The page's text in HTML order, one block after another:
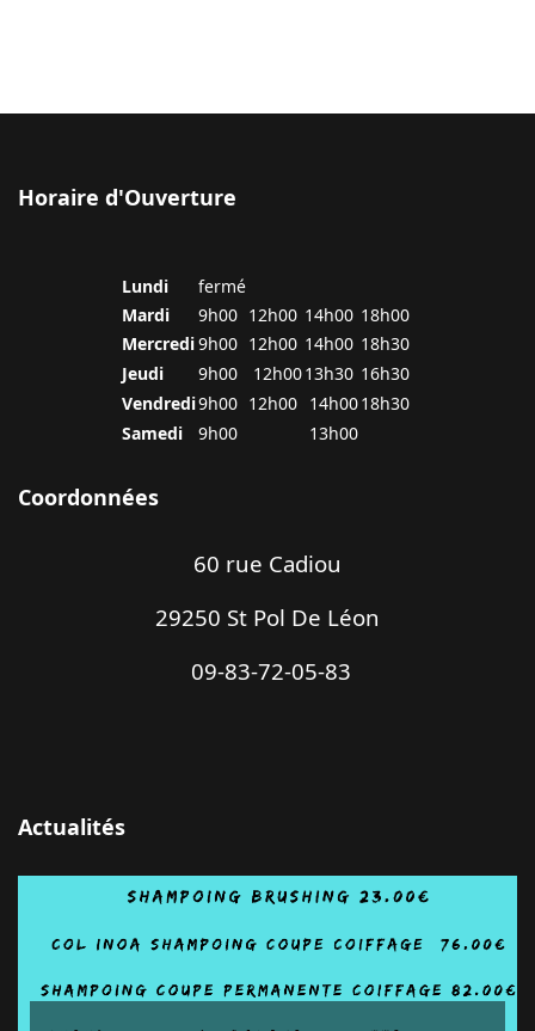
Horaire d'Ouverture
Lundi
fermé
Mardi
9h00 12h00 14h00 18h00
Mercredi9h00 12h00 14h00 18h30
Jeudi
9h00 12h0013h30 16h30
Vendredi9h00 12h00 14h0018h30
Samedi
9h00 13h00
Coordonnées
60 rue Cadiou
29250 St Pol De Léon
09-83-72-05-83
Actualités